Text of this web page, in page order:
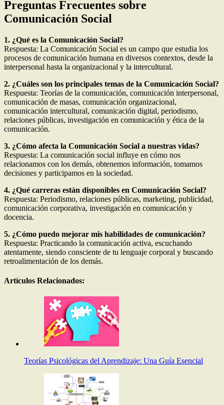
Preguntas Frecuentes sobre
Comunicación Social
1. ¿Qué es la Comunicación Social?
Respuesta: La Comunicación Social es un campo que estudia los
procesos de comunicación humana en diversos contextos, desde la
interpersonal hasta la organizacional y la intercultural.
2. ¿Cuáles son los principales temas de la Comunicación Social?
Respuesta: Teorías de la comunicación, comunicación interpersonal,
comunicación de masas, comunicación organizacional,
comunicación intercultural, comunicación digital, periodismo,
relaciones públicas, investigación en comunicación y ética de la
comunicación.
3. ¿Cómo afecta la Comunicación Social a nuestras vidas?
Respuesta: La comunicación social influye en cómo nos
relacionamos con los demás, obtenemos información, tomamos
decisiones y participamos en la sociedad.
4. ¿Qué carreras están disponibles en Comunicación Social?
Respuesta: Periodismo, relaciones públicas, marketing, publicidad,
comunicación corporativa, investigación en comunicación y
docencia.
5. ¿Cómo puedo mejorar mis habilidades de comunicación?
Respuesta: Practicando la comunicación activa, escuchando
atentamente, siendo consciente de tu lenguaje corporal y buscando
retroalimentación de los demás.
Artículos Relacionados:
Teorías Psicológicas del Aprendizaje: Una Guía Esencial